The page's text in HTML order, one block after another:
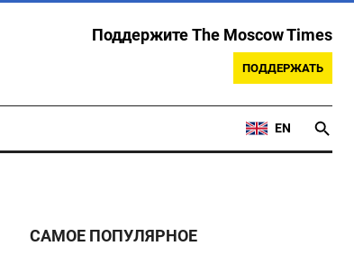
Поддержите The Moscow Times
ПОДДЕРЖАТЬ
EN
САМОЕ ПОПУЛЯРНОЕ